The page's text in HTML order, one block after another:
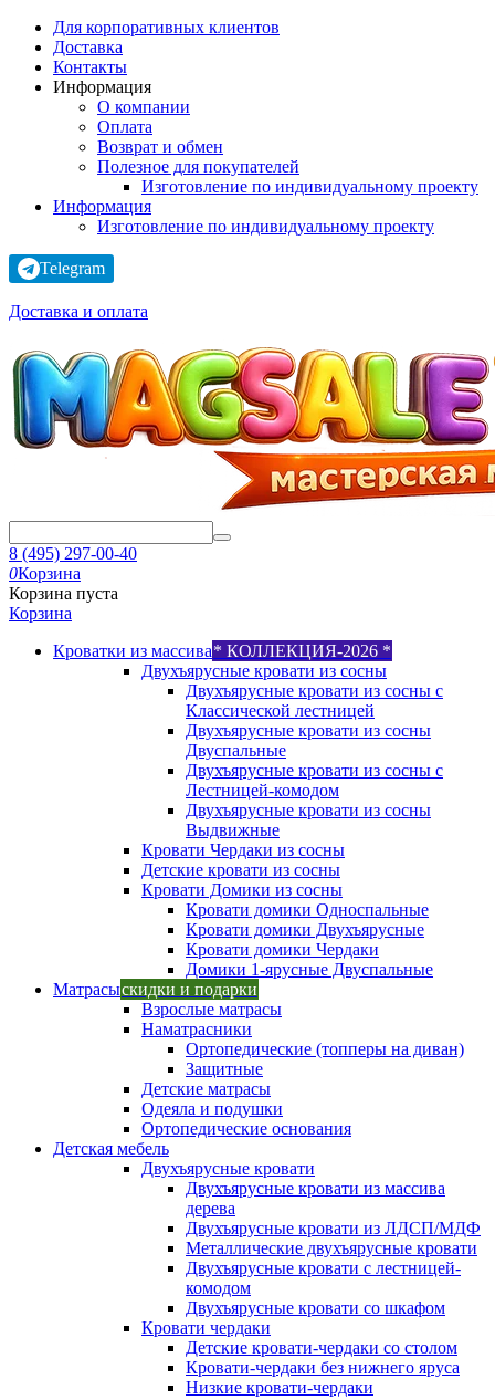
Для корпоративных клиентов
Доставка
Контакты
Информация
О компании
Оплата
Возврат и обмен
Полезное для покупателей
Изготовление по индивидуальному проекту
Информация
Изготовление по индивидуальному проекту
Telegram
Доставка и оплата
8 (495) 297-00-40
0Корзина
Корзина пуста
Корзина
Кроватки из массива* КОЛЛЕКЦИЯ-2026 *
Двухъярусные кровати из сосны
Двухъярусные кровати из сосны с
Классической лестницей
Двухъярусные кровати из сосны
Двуспальные
Двухъярусные кровати из сосны с
Лестницей-комодом
Двухъярусные кровати из сосны
Выдвижные
Кровати Чердаки из сосны
Детские кровати из сосны
Кровати Домики из сосны
Кровати домики Односпальные
Кровати домики Двухъярусные
Кровати домики Чердаки
Домики 1-ярусные Двуспальные
Матрасыскидки и подарки
Взрослые матрасы
Наматрасники
Ортопедические (топперы на диван)
Защитные
Детские матрасы
Одеяла и подушки
Ортопедические основания
Детская мебель
Двухъярусные кровати
Двухъярусные кровати из массива
дерева
Двухъярусные кровати из ЛДСП/МДФ
Металлические двухъярусные кровати
Двухъярусные кровати с лестницей-
комодом
Двухъярусные кровати со шкафом
Кровати чердаки
Детские кровати-чердаки со столом
Кровати-чердаки без нижнего яруса
Низкие кровати-чердаки